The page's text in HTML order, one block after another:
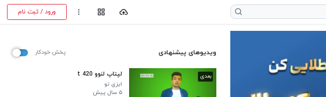
ورود / ثبت نام
ویدیوهای پیشنهادی پخش خودکار
بعدی لپتاپ لنوو t 420
ایزی تو
۵ سال پیش